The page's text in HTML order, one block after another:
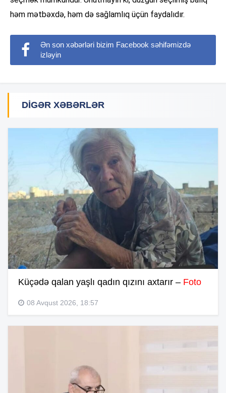
həm mətbəxdə, həm də sağlamlıq üçün faydalıdır.
Ən son xəbərləri bizim Facebook səhifəmizdə
izləyin
DIGƏR XƏBƏRLƏR
Küçədə qalan yaşlı qadın qızını axtarır – Foto
08 Avqust 2026, 18:57